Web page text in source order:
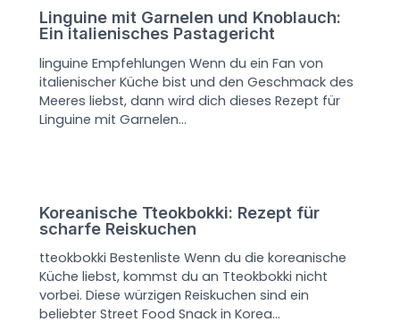
Linguine mit Garnelen und Knoblauch:
Ein italienisches Pastagericht
linguine Empfehlungen Wenn du ein Fan von
italienischer Küche bist und den Geschmack des
Meeres liebst, dann wird dich dieses Rezept für
Linguine mit Garnelen…
Koreanische Tteokbokki: Rezept für
scharfe Reiskuchen
tteokbokki Bestenliste Wenn du die koreanische
Küche liebst, kommst du an Tteokbokki nicht
vorbei. Diese würzigen Reiskuchen sind ein
beliebter Street Food Snack in Korea…